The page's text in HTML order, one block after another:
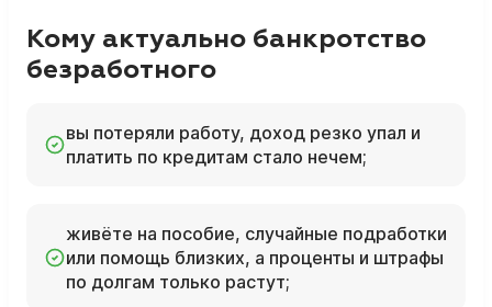
Кому актуально банкротство
безработного
вы потеряли работу, доход резко упал и
платить по кредитам стало нечем;
живёте на пособие, случайные подработки
или помощь близких, а проценты и штрафы
по долгам только растут;